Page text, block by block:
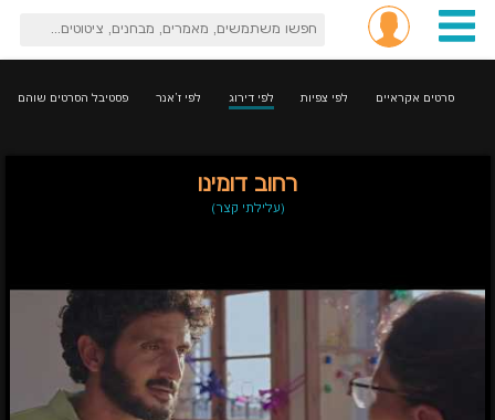
סרטים אקראיים לפי צפיות לפי דירוג לפי ז'אנר פסטיבל הסרטים שוהם
רחוב דומינו
(עלילתי קצר)